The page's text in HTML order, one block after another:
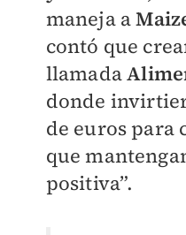
maneja a
contó que
llamada
donde
de euros para
que
positiva”.